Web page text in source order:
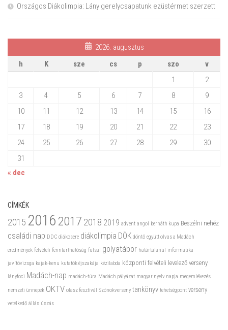
Országos Diákolimpia: Lány gerelycsapatunk ezüstérmet szerzett
2026. augusztus
h
K sze cs p szo
v
1
2
3
4 5 6 7 8
9
10
11 12 13 14 15
16
17
18 19 20 21 22
23
24
25 26 27 28 29
30
31
« dec
CÍMKÉK
2015 20162017 2018 2019 advent angol bernáth kupa Beszélni nehéz
családi nap DDC diákcsere diákolimpia DÖK döntő együtt olvas a Madách
eredmények felvételi fenntarthatóság futsal golyatábor határtalanul informatika
javítóvizsga kajak-kenu kutatók éjszakája kézilabda központi felvételi levelező verseny
lányfoci Madách-nap madách-túra Madách pályázat magyar nyelv napja megemlékezés
nemzeti ünnepek OKTV olasz fesztivál Szónokverseny tankönyv tehetségpont verseny
vetélkedő állás úszás